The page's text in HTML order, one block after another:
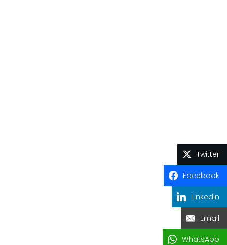
Twitter
Facebook
LinkedIn
Email
WhatsApp